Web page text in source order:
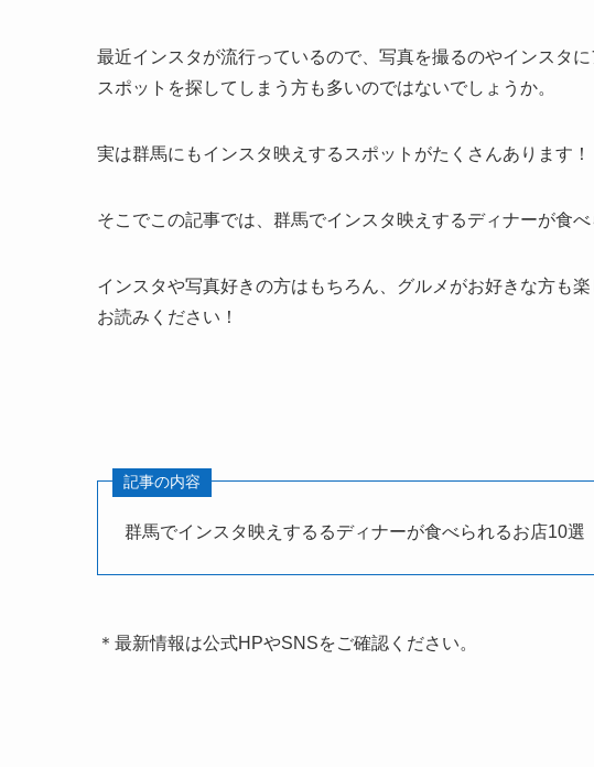
最近インスタが流行っているので、写真を撮るのやインスタ
スポットを探してしまう方も多いのではないでしょうか。
実は群馬にもインスタ映えするスポットがたくさんあります！
そこでこの記事では、群馬でインスタ映えするディナーが食
インスタや写真好きの方はもちろん、グルメがお好きな方も
お読みください！
記事の内容
群馬でインスタ映えするるディナーが食べられるお店10選
＊最新情報は公式HPやSNSをご確認ください。